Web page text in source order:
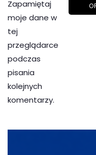
Zapamiętaj
moje dane w
tej
przeglądarce
podczas
pisania
kolejnych
komentarzy.